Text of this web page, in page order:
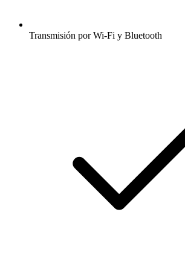
Transmisión por Wi-Fi y Bluetooth